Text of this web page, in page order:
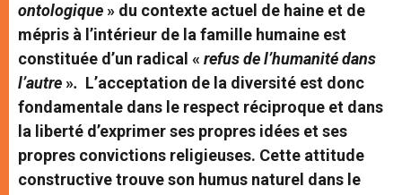
ontologique » du contexte actuel de haine et de
mépris à l’intérieur de la famille humaine est
constituée d’un radical « refus de l’humanité dans
l’autre ». L’acceptation de la diversité est donc
fondamentale dans le respect réciproque et dans
la liberté d’exprimer ses propres idées et ses
propres convictions religieuses. Cette attitude
constructive trouve son humus naturel dans le